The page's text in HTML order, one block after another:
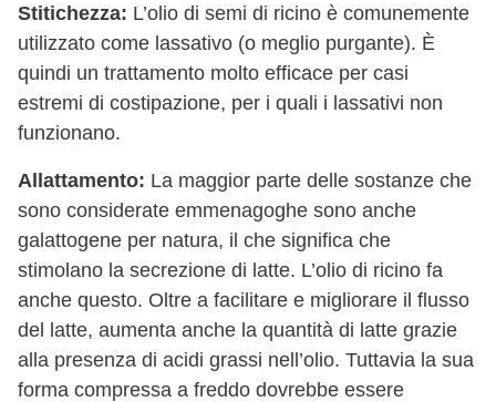
Stitichezza: L’olio di semi di ricino è comunemente
utilizzato come lassativo (o meglio purgante). È
quindi un trattamento molto efficace per casi
estremi di costipazione, per i quali i lassativi non
funzionano.
Allattamento: La maggior parte delle sostanze che
sono considerate emmenagoghe sono anche
galattogene per natura, il che significa che
stimolano la secrezione di latte. L’olio di ricino fa
anche questo. Oltre a facilitare e migliorare il flusso
del latte, aumenta anche la quantità di latte grazie
alla presenza di acidi grassi nell’olio. Tuttavia la sua
forma compressa a freddo dovrebbe essere